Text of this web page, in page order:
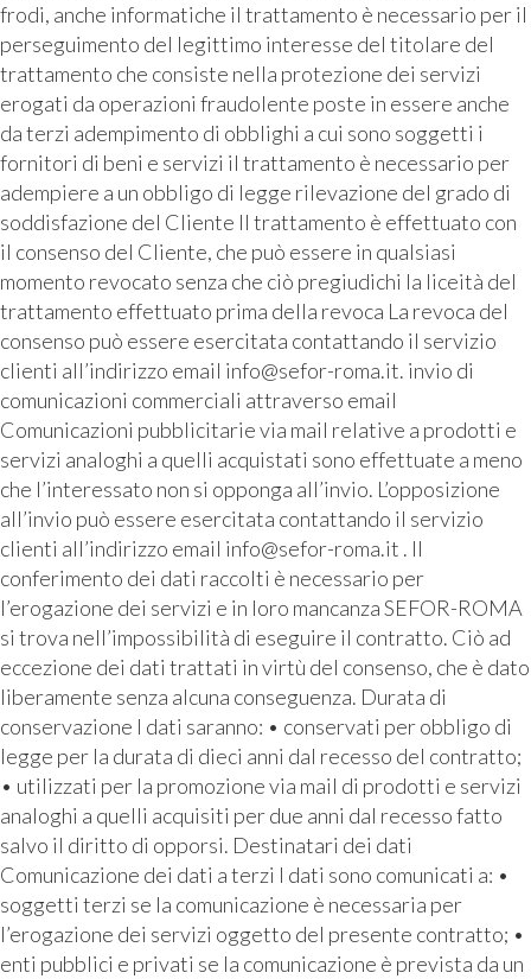
frodi, anche informatiche il trattamento è necessario per il
perseguimento del legittimo interesse del titolare del
trattamento che consiste nella protezione dei servizi
erogati da operazioni fraudolente poste in essere anche
da terzi adempimento di obblighi a cui sono soggetti i
fornitori di beni e servizi il trattamento è necessario per
adempiere a un obbligo di legge rilevazione del grado di
soddisfazione del Cliente Il trattamento è effettuato con
il consenso del Cliente, che può essere in qualsiasi
momento revocato senza che ciò pregiudichi la liceità del
trattamento effettuato prima della revoca La revoca del
consenso può essere esercitata contattando il servizio
clienti all’indirizzo email info@sefor-roma.it. invio di
comunicazioni commerciali attraverso email
Comunicazioni pubblicitarie via mail relative a prodotti e
servizi analoghi a quelli acquistati sono effettuate a meno
che l’interessato non si opponga all’invio. L’opposizione
all’invio può essere esercitata contattando il servizio
clienti all’indirizzo email info@sefor-roma.it . Il
conferimento dei dati raccolti è necessario per
l’erogazione dei servizi e in loro mancanza SEFOR-ROMA
si trova nell’impossibilità di eseguire il contratto. Ciò ad
eccezione dei dati trattati in virtù del consenso, che è dato
liberamente senza alcuna conseguenza. Durata di
conservazione I dati saranno: • conservati per obbligo di
legge per la durata di dieci anni dal recesso del contratto;
• utilizzati per la promozione via mail di prodotti e servizi
analoghi a quelli acquisiti per due anni dal recesso fatto
salvo il diritto di opporsi. Destinatari dei dati
Comunicazione dei dati a terzi I dati sono comunicati a: •
soggetti terzi se la comunicazione è necessaria per
l’erogazione dei servizi oggetto del presente contratto; •
enti pubblici e privati se la comunicazione è prevista da un